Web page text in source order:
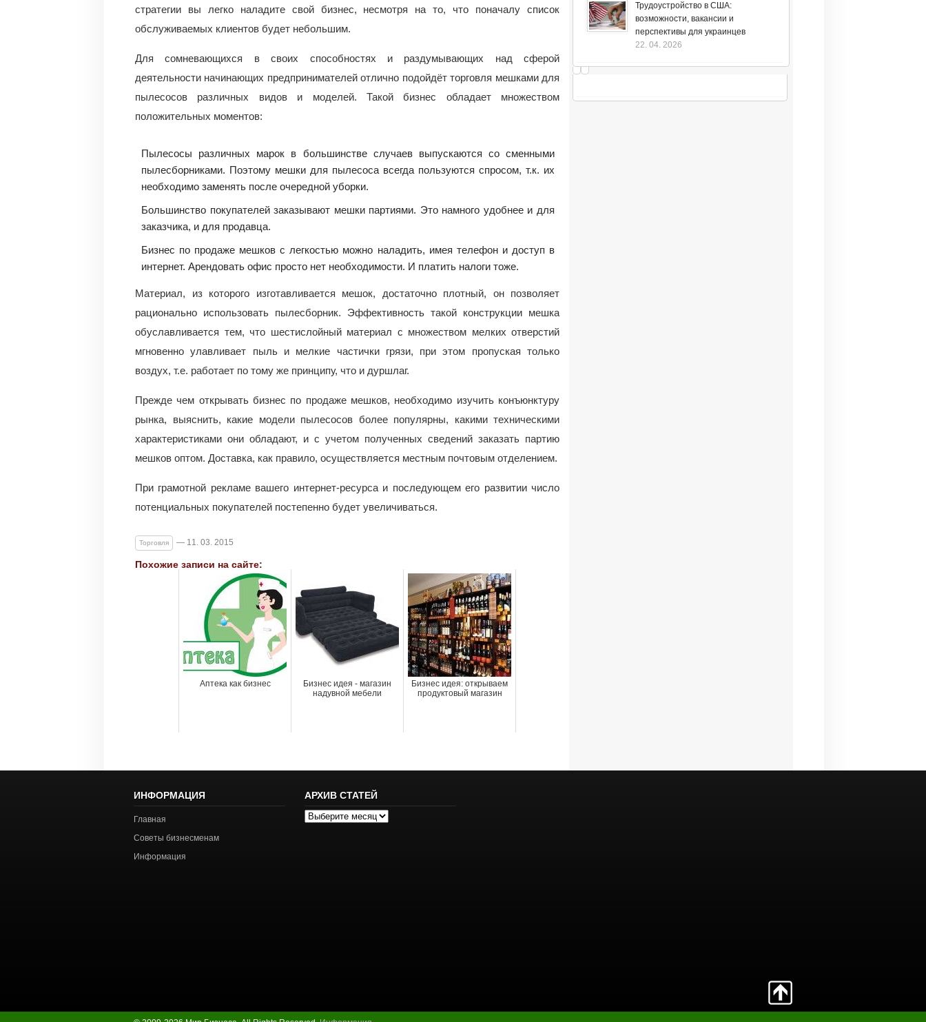
стратегии вы легко наладите свой бизнес, несмотря на то, что поначалу список
обслуживаемых клиентов будет небольшим.
Для сомневающихся в своих способностях и раздумывающих над сферой
деятельности начинающих предпринимателей отлично подойдёт торговля мешками для
пылесосов различных видов и моделей. Такой бизнес обладает множеством
положительных моментов:
Пылесосы различных марок в большинстве случаев выпускаются со сменными
пылесборниками. Поэтому мешки для пылесоса всегда пользуются спросом, т.к. их
необходимо заменять после очередной уборки.
Большинство покупателей заказывают мешки партиями. Это намного удобнее и для
заказчика, и для продавца.
Бизнес по продаже мешков с легкостью можно наладить, имея телефон и доступ в
интернет. Арендовать офис просто нет необходимости. И платить налоги тоже.
Материал, из которого изготавливается мешок, достаточно плотный, он позволяет
рационально использовать пылесборник. Эффективность такой конструкции мешка
обуславливается тем, что шестислойный материал с множеством мелких отверстий
мгновенно улавливает пыль и мелкие частички грязи, при этом пропуская только
воздух, т.е. работает по тому же принципу, что и дуршлаг.
Прежде чем открывать бизнес по продаже мешков, необходимо изучить конъюнктуру
рынка, выяснить, какие модели пылесосов более популярны, какими техническими
характеристиками они обладают, и с учетом полученных сведений заказать партию
мешков оптом. Доставка, как правило, осуществляется местным почтовым отделением.
При грамотной рекламе вашего интернет-ресурса и последующем его развитии число
потенциальных покупателей постепенно будет увеличиваться.
Торговля — 11. 03. 2015
Похожие записи на сайте:
Аптека как бизнес
Бизнес идея - магазин
надувной мебели
Бизнес идея: открываем
продуктовый магазин
Трудоустройство в США:
возможности, вакансии и
перспективы для украинцев
22. 04. 2026
ИНФОРМАЦИЯ
Главная
Советы бизнесменам
Информация
АРХИВ СТАТЕЙ
Архив